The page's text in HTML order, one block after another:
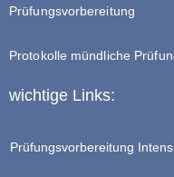
Prüfungsvorbereitung
Protokolle mündliche
wichtige Links:
Prüfungsvorbereitung